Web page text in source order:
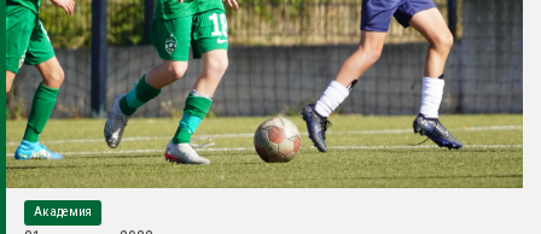
Академия